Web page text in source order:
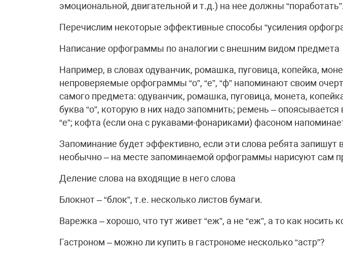
эмоциональной, двигательной и т.д.) на нее должны
Перечислим некоторые эффективные способы “усиления
Написание орфограммы по аналогии с внешним видом предмета
Например, в словах одуванчик, ромашка, пуговица, копейка,
непроверяемые орфограммы “о”, “е”, “ф” напоминают своим
самого предмета: одуванчик, ромашка, пуговица, монета,
буква “о”, которую в них надо запомнить; ремень – опоясывается
“е”; кофта (если она с рукавами-фонариками) фасоном
Запоминание будет эффективно, если эти слова ребята запишут
необычно – на месте запоминаемой орфограммы нарисуют сам
Деление слова на входящие в него слова
Блокнот – “блок”, т.е. несколько листов бумаги.
Варежка – хорошо, что тут живет “еж”, а не “еж”, а то как носить
Гастроном – можно ли купить в гастрономе несколько “астр”?